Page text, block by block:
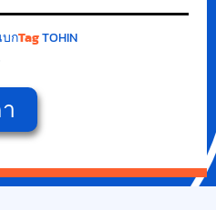
บกTagTOHIN